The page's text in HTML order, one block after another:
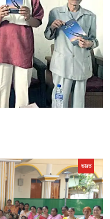
ভারত